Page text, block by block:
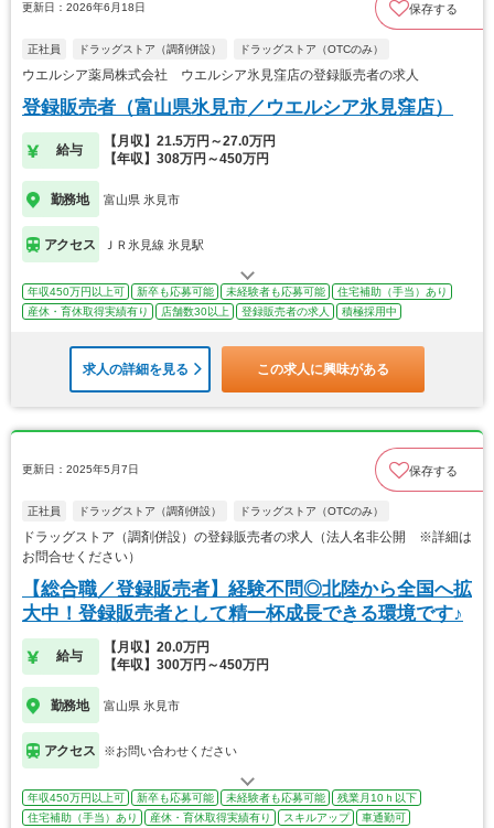
更新日：2026年6月18日 保存する
正社員 ドラッグストア（調剤併設） ドラッグストア（OTCのみ）
ウエルシア薬局株式会社 ウエルシア氷見窪店の登録販売者の求人
登録販売者（富山県氷見市／ウエルシア氷見窪店）
給与
【月収】21.5万円～27.0万円
【年収】308万円～450万円
勤務地 富山県 氷見市
アクセス ＪＲ氷見線 氷見駅
年収450万円以上可 新卒も応募可能 未経験者も応募可能
住宅補助（手当）あり
産休・育休取得実績有り
店舗数30以上 登録販売者の求人 積極採用中
求人の詳細を見る この求人に興味がある
更新日：2025年5月7日 保存する
正社員 ドラッグストア（調剤併設） ドラッグストア（OTCのみ）
ドラッグストア（調剤併設）の登録販売者の求人（法人名非公開 ※詳細は
お問合せください）
【総合職／登録販売者】経験不問◎北陸から全国へ拡
大中！登録販売者として精一杯成長できる環境です♪
給与
【月収】20.0万円
【年収】300万円～450万円
勤務地 富山県 氷見市
アクセス ※お問い合わせください
年収450万円以上可 新卒も応募可能 未経験者も応募可能
残業月10ｈ以下
住宅補助（手当）あり
産休・育休取得実績有り スキルアップ
車通勤可